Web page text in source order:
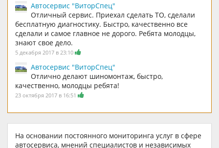
Автосервис "ВиторСпец"
Отличный сервис. Приехал сделать ТО, сделали
бесплатную диагностику. Быстро, качественно все
сделали и самое главное не дорого. Ребята молодцы,
знают свое дело.
5 декабря 2017 в 23:10
Автосервис "ВиторСпец"
Отлично делают шиномонтаж, быстро,
качественно, молодцы ребята!
23 октября 2017 в 16:51
На основании постоянного мониторинга услуг в сфере
автосервиса, мнений специалистов и независимых